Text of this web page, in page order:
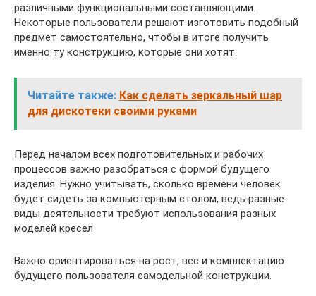
различными функциональными составляющими.
Некоторые пользователи решают изготовить подобный
предмет самостоятельно, чтобы в итоге получить
именно ту конструкцию, которые они хотят.
Читайте также: Как сделать зеркальный шар
для дискотеки своими руками
Перед началом всех подготовительных и рабочих
процессов важно разобраться с формой будущего
изделия. Нужно учитывать, сколько времени человек
будет сидеть за компьютерным столом, ведь разные
виды деятельности требуют использования разных
моделей кресел
Важно ориентироваться на рост, вес и комплектацию
будущего пользователя самодельной конструкции.